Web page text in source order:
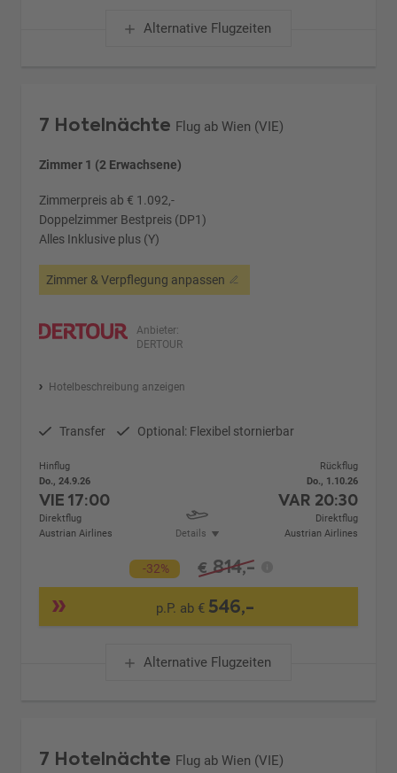
Alternative Flugzeiten
7 Hotelnächte Flug ab Wien (VIE)
Zimmer 1 (2 Erwachsene)
Zimmerpreis ab € 1.092,-
Doppelzimmer Bestpreis (DP1)
Alles Inklusive plus (Y)
Zimmer & Verpflegung anpassen
Anbieter:
DERTOUR
Hotelbeschreibung anzeigen
Transfer Optional: Flexibel stornierbar
Hinflug
Do., 24.9.26
VIE17:00
Direktflug
Austrian Airlines
Details
Rückflug
Do., 1.10.26
VAR 20:30
Direktflug
Austrian Airlines
-32% € 814,-
p.P. ab € 546,-
Alternative Flugzeiten
7 Hotelnächte Flug ab Wien (VIE)